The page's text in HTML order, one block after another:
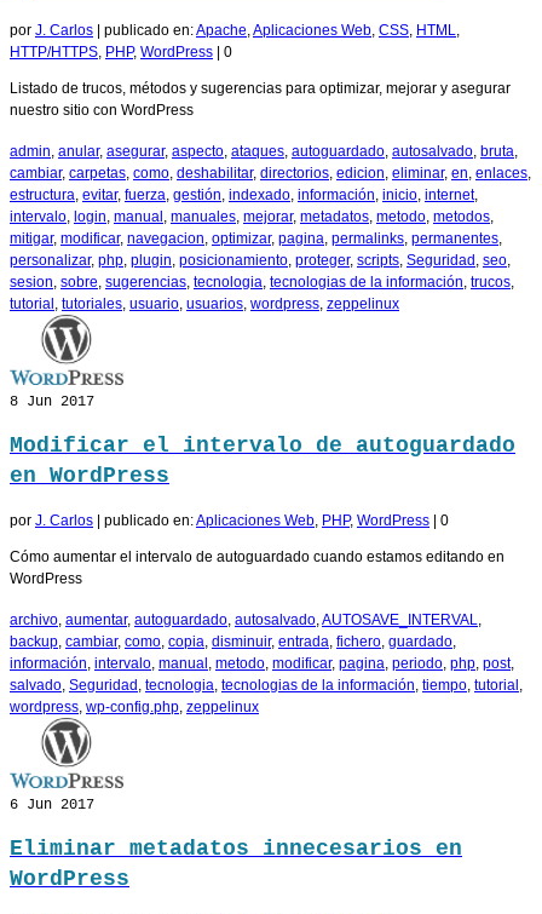
por J. Carlos publicado en:Apache,Aplicaciones Web, CSS, HTML,
HTTP/HTTPS, PHP, WordPress 0
Listado de trucos, métodos y sugerencias para optimizar, mejorar y asegurar
nuestro sitio con WordPress
admin, anular, asegurar, aspecto, ataques, autoguardado, autosalvado, bruta,
cambiar, carpetas, como, deshabilitar, directorios, edicion, eliminar, en, enlaces,
estructura, evitar, fuerza, gestión, indexado, información, inicio, internet,
intervalo, login, manual , manuales, mejorar, metadatos, metodo, metodos,
mitigar, modificar, navegacion, optimizar, pagina, permalinks, permanentes,
personalizar, php, plugin, posicionamiento, proteger, scripts, Seguridad , seo,
sesion, sobre, sugerencias, tecnologia, tecnologias de la información, trucos,
tutorial , tutoriales, usuario, usuarios, wordpress, zeppelinux
8 Jun 2017
Modificar el intervalo de autoguardado
en WordPress
por J. Carlos publicado en:Aplicaciones Web, PHP, WordPress 0
Cómo aumentar el intervalo de autoguardado cuando estamos editando en
WordPress
archivo, aumentar, autoguardado, autosalvado,AUTOSAVE_INTERVAL,
backup, cambiar, como, copia, disminuir, entrada, fichero, guardado,
información, intervalo, manual , metodo, modificar, pagina, periodo, php, post,
salvado, Seguridad , tecnologia, tecnologias de la información, tiempo, tutorial ,
wordpress, wp-config.php, zeppelinux
6 Jun 2017
Eliminar metadatos innecesarios en
WordPress